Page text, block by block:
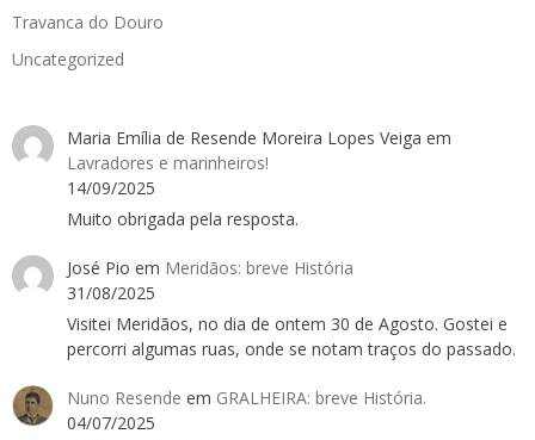
Travanca do Douro
Uncategorized
Maria Emília de Resende Moreira Lopes Veiga em
Lavradores e marinheiros!
14/09/2025
Muito obrigada pela resposta.
José Pio em Meridãos: breve História
31/08/2025
Visitei Meridãos, no dia de ontem 30 de Agosto. Gostei e
percorri algumas ruas, onde se notam traços do passado.
Nuno Resende em GRALHEIRA: breve História.
04/07/2025